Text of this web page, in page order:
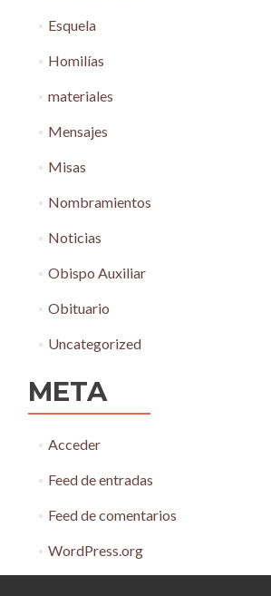
Esquela
Homilías
materiales
Mensajes
Misas
Nombramientos
Noticias
Obispo Auxiliar
Obituario
Uncategorized
META
Acceder
Feed de entradas
Feed de comentarios
WordPress.org